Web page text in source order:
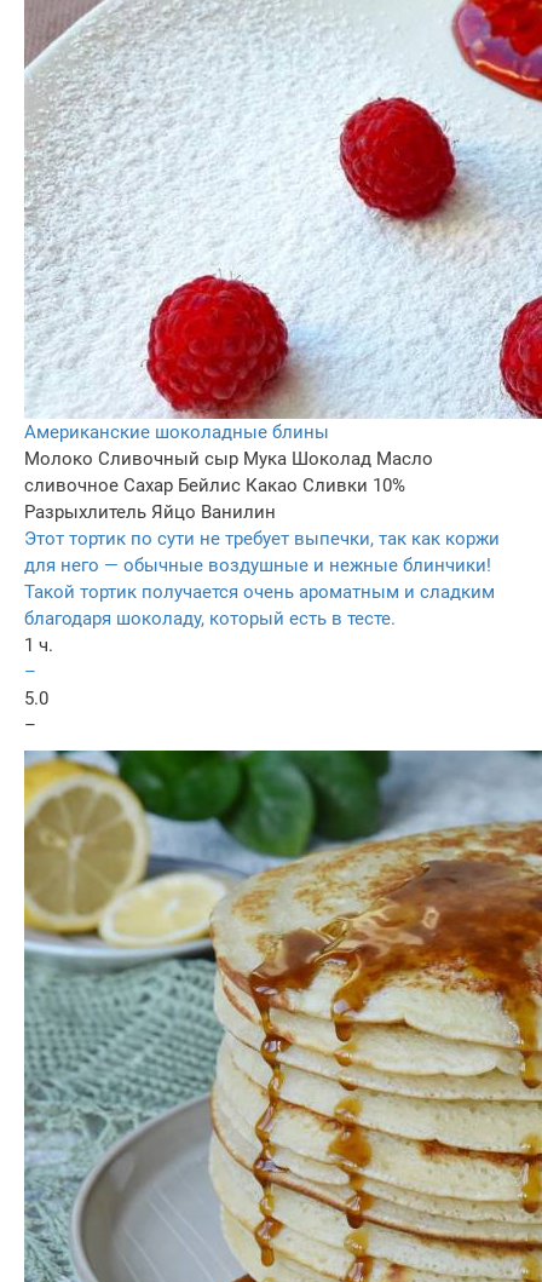
Американские шоколадные блины
Молоко Сливочный сыр Мука Шоколад Масло
сливочное Сахар Бейлис Какао Сливки 10%
Разрыхлитель Яйцо Ванилин
Этот тортик по сути не требует выпечки, так как коржи
для него — обычные воздушные и нежные блинчики!
Такой тортик получается очень ароматным и сладким
благодаря шоколаду, который есть в тесте.
1 ч.
–
5.0
–